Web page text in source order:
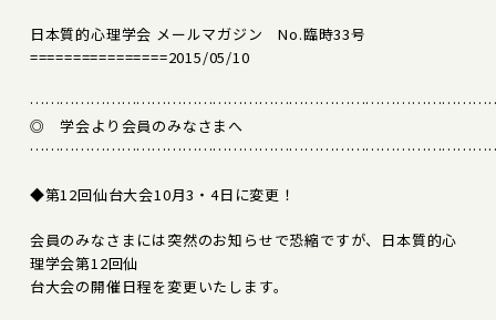
日本質的心理学会 メールマガジン No.臨時33号
================2015/05/10
◎ 学会より会員のみなさまへ
◆第12回仙台大会10月3・4日に変更！
会員のみなさまには突然のお知らせで恐縮ですが、日本質的心
理学会第12回仙
台大会の開催日程を変更いたします。